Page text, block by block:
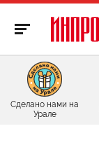
Сделано нами на
Урале